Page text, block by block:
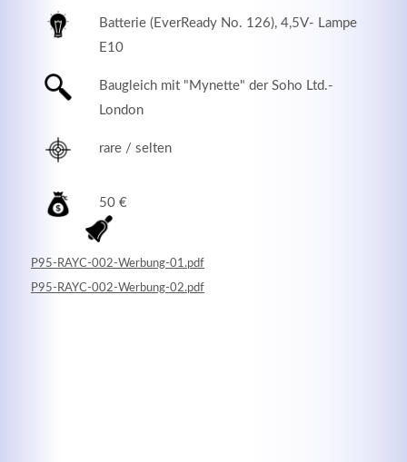
Batterie (EverReady No. 126), 4,5V- Lampe
E10
Baugleich mit "Mynette" der Soho Ltd.-
London
rare / selten
50 €
P95-RAYC-002-Werbung-01.pdf
P95-RAYC-002-Werbung-02.pdf
Modern & Simple